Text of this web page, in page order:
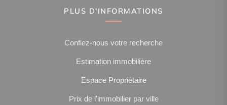
PLUS D'INFORMATIONS
Confiez-nous votre recherche
Estimation immobilière
Espace Propriétaire
Prix de l'immobilier par ville